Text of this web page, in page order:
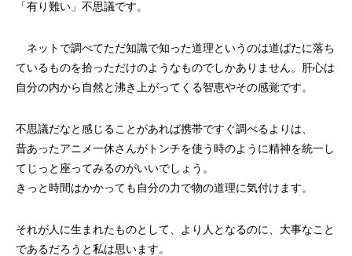
「有り難い」不思議です。
ネットで調べてただ知識で知った道理というのは道ばたに落ち
ているものを拾っただけのようなものでしかありません。肝心は
自分の内から自然と沸き上がってくる智恵やその感覚です。
不思議だなと感じることがあれば携帯ですぐ調べるよりは、
昔あったアニメ一休さんがトンチを使う時のように精神を統一し
てじっと座ってみるのがいいでしょう。
きっと時間はかかっても自分の力で物の道理に気付けます。
それが人に生まれたものとして、より人となるのに、大事なこと
であるだろうと私は思います。